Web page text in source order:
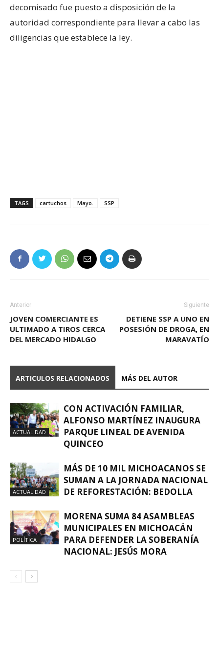
decomisado fue puesto a disposición de la
autoridad correspondiente para llevar a cabo las
diligencias que establece la ley.
TAGS cartuchos Mayo. SSP
Anterior
JOVEN COMERCIANTE ES
ULTIMADO A TIROS CERCA
DEL MERCADO HIDALGO
Siguiente
DETIENE SSP A UNO EN
POSESIÓN DE DROGA, EN
MARAVATÍO
ARTICULOS RELACIONADOS MÁS DEL AUTOR
ACTUALIDAD
CON ACTIVACIÓN FAMILIAR,
ALFONSO MARTÍNEZ INAUGURA
PARQUE LINEAL DE AVENIDA
QUINCEO
ACTUALIDAD
MÁS DE 10 MIL MICHOACANOS SE
SUMAN A LA JORNADA NACIONAL
DE REFORESTACIÓN: BEDOLLA
POLÍTICA
MORENA SUMA 84 ASAMBLEAS
MUNICIPALES EN MICHOACÁN
PARA DEFENDER LA SOBERANÍA
NACIONAL: JESÚS MORA